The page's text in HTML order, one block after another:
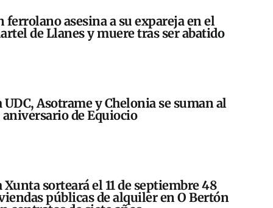
ferrolano asesina a su expareja en el
de Llanes y muere tras ser abatido
UDC, Asotrame y Chelonia se suman al
aniversario de Equiocio
Xunta sorteará el 11 de septiembre 48
públicas de alquiler en O Bertón